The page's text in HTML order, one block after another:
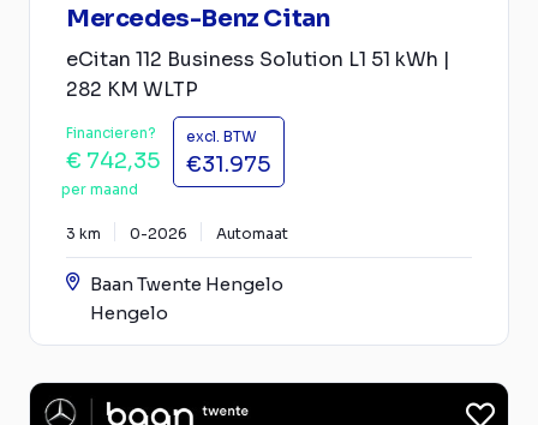
Mercedes-Benz Citan
eCitan 112 Business Solution L1 51 kWh |
282 KM WLTP
Financieren?
€ 742,35
per maand
excl. BTW
€31.975
3 km 0-2026 Automaat
Baan Twente Hengelo
Hengelo